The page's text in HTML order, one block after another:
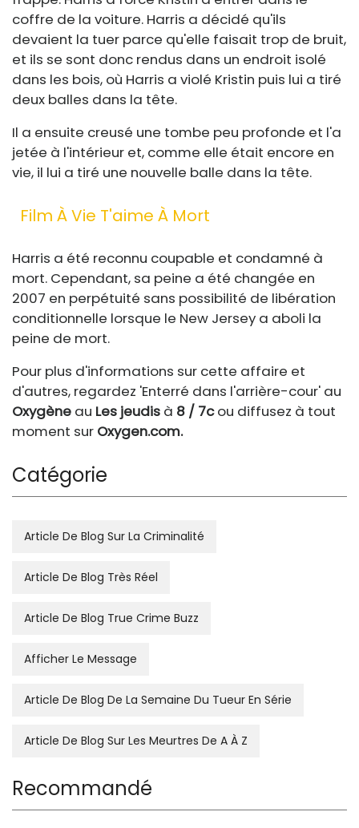
coffre de la voiture. Harris a décidé qu'ils
devaient la tuer parce qu'elle faisait trop de bruit,
et ils se sont donc rendus dans un endroit isolé
dans les bois, où Harris a violé Kristin puis lui a tiré
deux balles dans la tête.
Il a ensuite creusé une tombe peu profonde et l'a
jetée à l'intérieur et, comme elle était encore en
vie, il lui a tiré une nouvelle balle dans la tête.
Film À Vie T'aime À Mort
Harris a été reconnu coupable et condamné à
mort. Cependant, sa peine a été changée en
2007 en perpétuité sans possibilité de libération
conditionnelle lorsque le New Jersey a aboli la
peine de mort.
Pour plus d'informations sur cette affaire et
d'autres, regardez 'Enterré dans l'arrière-cour' au
Oxygène au Les jeudis à 8 / 7cou diffusez à tout
moment sur Oxygen.com.
Catégorie
Article De Blog Sur La Criminalité
Article De Blog Très Réel
Article De Blog True Crime Buzz
Afficher Le Message
Article De Blog De La Semaine Du Tueur En Série
Article De Blog Sur Les Meurtres De A À Z
Recommandé